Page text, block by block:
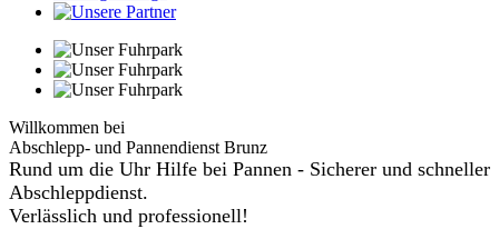
Willkommen bei
Abschlepp- und Pannendienst Brunz
Rund um die Uhr Hilfe bei Pannen - Sicherer und schneller
Abschleppdienst.
Verlässlich und professionell!